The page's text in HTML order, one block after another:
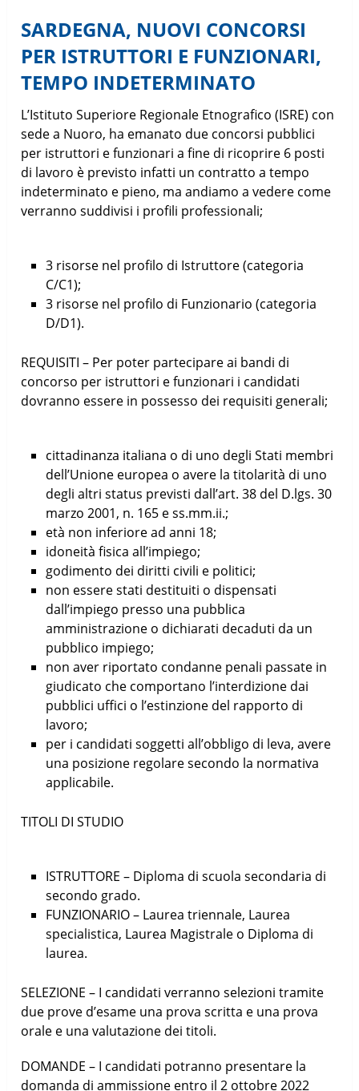
SARDEGNA, NUOVI CONCORSI
PER ISTRUTTORI E FUNZIONARI,
TEMPO INDETERMINATO
L’Istituto Superiore Regionale Etnografico (ISRE) con
sede a Nuoro, ha emanato due concorsi pubblici
per istruttori e funzionari a fine di ricoprire 6 posti
di lavoro è previsto infatti un contratto a tempo
indeterminato e pieno, ma andiamo a vedere come
verranno suddivisi i profili professionali;
3 risorse nel profilo di Istruttore (categoria
C/C1);
3 risorse nel profilo di Funzionario (categoria
D/D1).
REQUISITI – Per poter partecipare ai bandi di
concorso per istruttori e funzionari i candidati
dovranno essere in possesso dei requisiti generali;
cittadinanza italiana o di uno degli Stati membri
dell’Unione europea o avere la titolarità di uno
degli altri status previsti dall’art. 38 del D.lgs. 30
marzo 2001, n. 165 e ss.mm.ii.;
età non inferiore ad anni 18;
idoneità fisica all’impiego;
godimento dei diritti civili e politici;
non essere stati destituiti o dispensati
dall’impiego presso una pubblica
amministrazione o dichiarati decaduti da un
pubblico impiego;
non aver riportato condanne penali passate in
giudicato che comportano l’interdizione dai
pubblici uffici o l’estinzione del rapporto di
lavoro;
per i candidati soggetti all’obbligo di leva, avere
una posizione regolare secondo la normativa
applicabile.
TITOLI DI STUDIO
ISTRUTTORE – Diploma di scuola secondaria di
secondo grado.
FUNZIONARIO – Laurea triennale, Laurea
specialistica, Laurea Magistrale o Diploma di
laurea.
SELEZIONE – I candidati verranno selezioni tramite
due prove d’esame una prova scritta e una prova
orale e una valutazione dei titoli.
DOMANDE – I candidati potranno presentare la
domanda di ammissione entro il 2 ottobre 2022